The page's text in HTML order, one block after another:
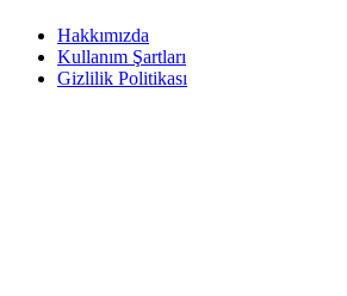
Hakkımızda
Kullanım Şartları
Gizlilik Politikası